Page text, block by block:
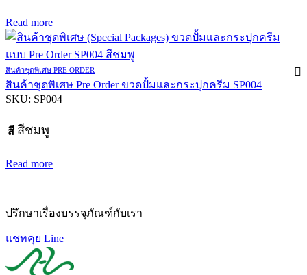
Read more
สินค้าชุดพิเศษ PRE ORDER
สินค้าชุดพิเศษ Pre Order ขวดปั้มและกระปุกครีม SP004
SKU: SP004
สี สีชมพู
Read more
ปรึกษาเรื่องบรรจุภัณฑ์กับเรา
แชทคุย Line